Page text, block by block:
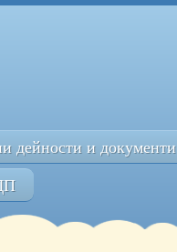
дейности и документи